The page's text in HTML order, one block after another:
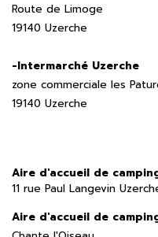
Route de Limoge
19140 Uzerche
-Intermarché Uzerche
zone commerciale les
19140 Uzerche
Aire d'accueil de
11 rue Paul Langevin
Aire d'accueil de